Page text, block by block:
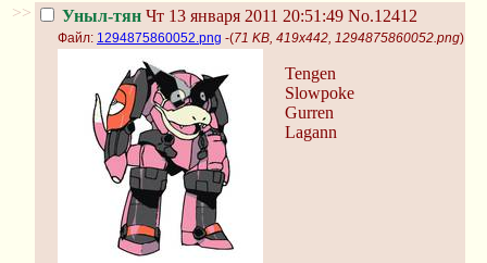
>> Уныл-тян Чт 13 января 2011 20:51:49 No.12412
Файл: 1294875860052.png -(71 KB, 419x442, 1294875860052.png)
Tengen
Slowpoke
Gurren
Lagann